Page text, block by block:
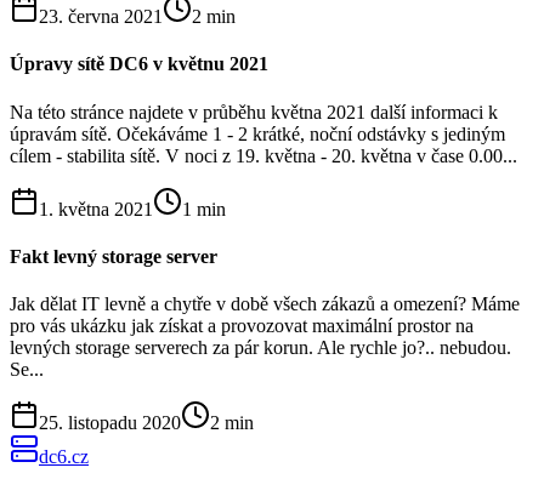
23. června 2021 2 min
Úpravy sítě DC6 v květnu 2021
Na této stránce najdete v průběhu května 2021 další informaci k
úpravám sítě. Očekáváme 1 - 2 krátké, noční odstávky s jediným
cílem - stabilita sítě. V noci z 19. května - 20. května v čase 0.00...
1. května 2021 1 min
Fakt levný storage server
Jak dělat IT levně a chytře v době všech zákazů a omezení? Máme
pro vás ukázku jak získat a provozovat maximální prostor na
levných storage serverech za pár korun. Ale rychle jo?.. nebudou.
Se...
25. listopadu 2020 2 min
dc6.cz